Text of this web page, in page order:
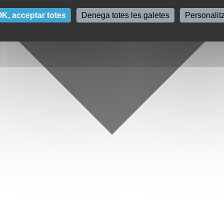
acceptar totes Denega totes les galetes